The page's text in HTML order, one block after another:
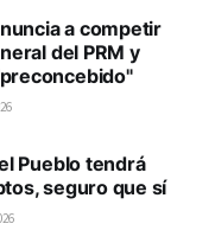
a competir
del PRM y
Pueblo tendrá
seguro que sí